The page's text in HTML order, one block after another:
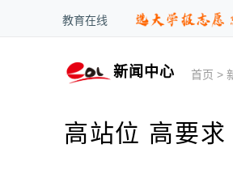
教育在线
新闻中心 首页 >
高站位 高要